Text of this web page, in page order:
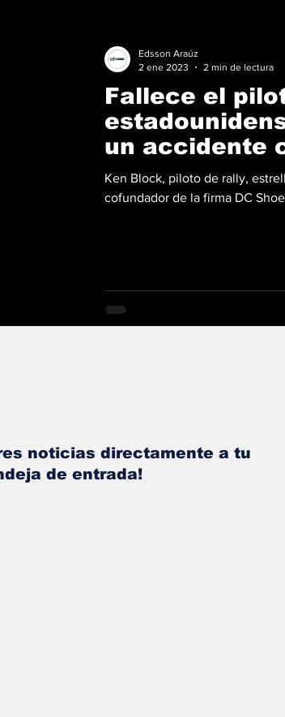
Fallece el
un accidente
motonieve
Ken Block, piloto de rally,
cofundador de la firma DC
Edsson Araúz
2 ene 2023
2 min de lectura
noticias directamente a tu
de entrada!